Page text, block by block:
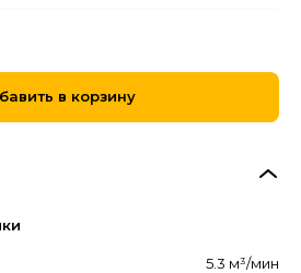
в корзину
5.3 м³/мин